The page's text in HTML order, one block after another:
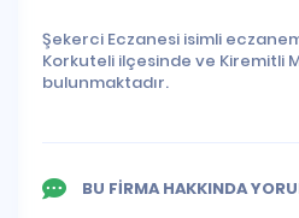
Şekerci Eczanesi isimli
Korkuteli ilçesinde ve Kiremitli
bulunmaktadır.
BU FİRMA HAKKINDA